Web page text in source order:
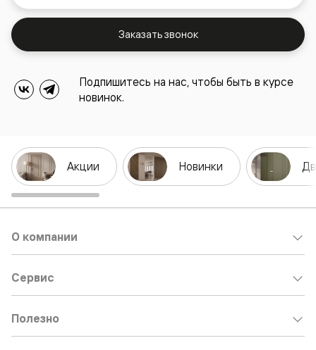
Заказать звонок
Подпишитесь на нас, чтобы быть в курсе
новинок.
Акции Новинки
О компании
Сервис
Полезно